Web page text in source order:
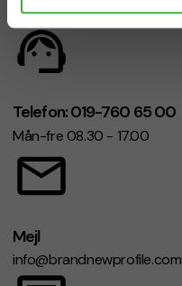
Telefon: 019-760 65 00
Mån-fre 08.30 - 17.00
Mejl
info@brandnewprofile.com